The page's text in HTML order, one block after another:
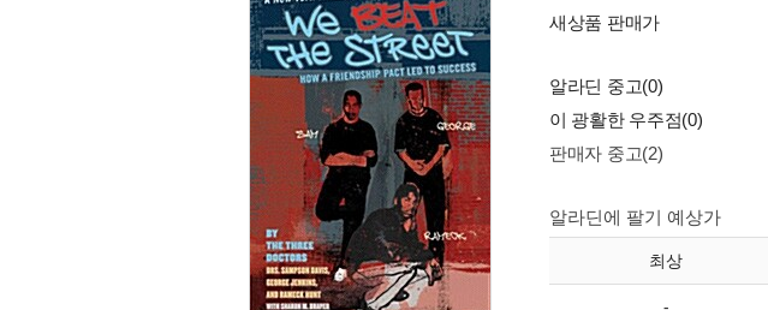
새상품 판매가
알라딘 중고(0)
이 광활한 우주점(0)
판매자 중고(2)
알라딘에 팔기 예상가
최상